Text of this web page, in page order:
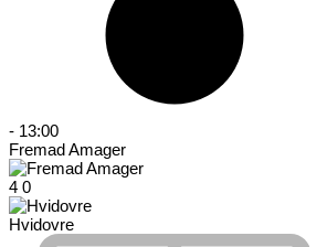
- 13:00
Fremad Amager
4 0
Hvidovre